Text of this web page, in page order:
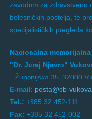
zavodom za zdravstveno
bolesničkih postelja, te
specijalističkih pregleda
Nacionalna
"Dr. Juraj Njavro"
Županijska 35, 32000
E-mail: posta@ob-
Tel.: +385 32 452-111
Fax: +385 32 452-002